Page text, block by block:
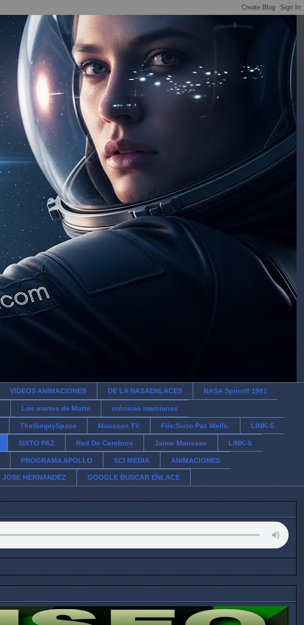
VIDEOS ANIMACIONES DE LA NASAENLACES NASA Spinoff 1981
Los martes de Marte crónicas marcianas
TheSimplySpace Maussan TV File:Sixto Paz Wells. LINK-S
SIXTO PAZ Red De Cerebros Jaime Maussan LINK-S
PROGRAMA APOLLO SCI MEDIA ANIMACIONES
JOSE HERNANDEZ GOOGLE BUSCAR ENLACE